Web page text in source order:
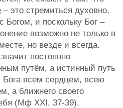
– это стремиться духовно,
и поскольку Бог –
возможно не только в
но везде и всегда.
постоянно
путём, а истинный путь
всем сердцем, всею
а ближнего своего
(Мф XXI, 37-39).